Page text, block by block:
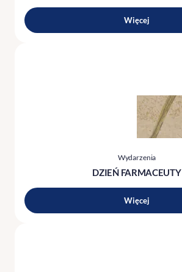
Więcej
Wydarzenia
DZIEŃ FARMACEUTY
Więcej